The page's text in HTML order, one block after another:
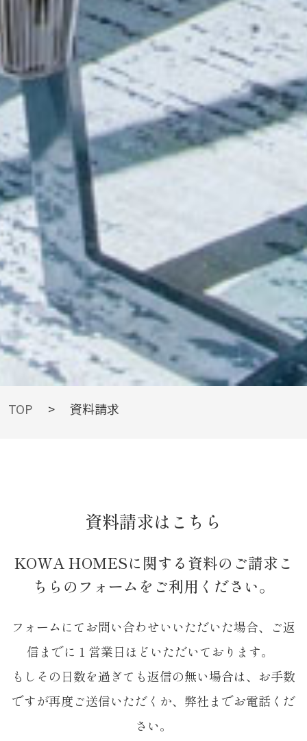
REQUEST
TOP > 資料請求
資料請求はこちら
KOWA HOMESに関する資料のご請求こ
ちらのフォームをご利用ください。
フォームにてお問い合わせいいただいた場合、ご返
信までに１営業日ほどいただいております。
もしその日数を過ぎても返信の無い場合は、お手数
ですが再度ご送信いただくか、弊社までお電話くだ
さい。